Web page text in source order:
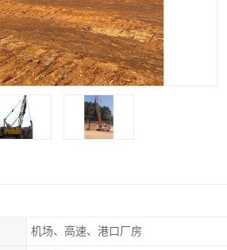
机场、高速、港口厂房